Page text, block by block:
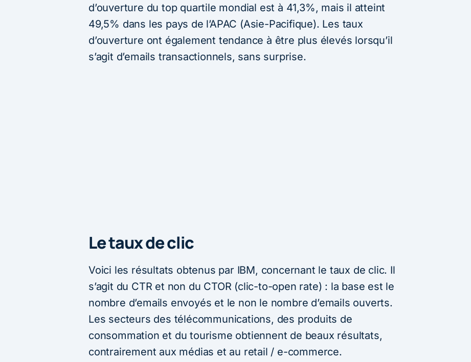
d’ouverture du top quartile mondial est à 41,3%, mais il atteint
49,5% dans les pays de l’APAC (Asie-Pacifique). Les taux
d’ouverture ont également tendance à être plus élevés lorsqu’il
s’agit d’emails transactionnels, sans surprise.
Le taux de clic
Voici les résultats obtenus par IBM, concernant le taux de clic. Il
s’agit du CTR et non du CTOR (clic-to-open rate) : la base est le
nombre d’emails envoyés et le non le nombre d’emails ouverts.
Les secteurs des télécommunications, des produits de
consommation et du tourisme obtiennent de beaux résultats,
contrairement aux médias et au retail / e-commerce.